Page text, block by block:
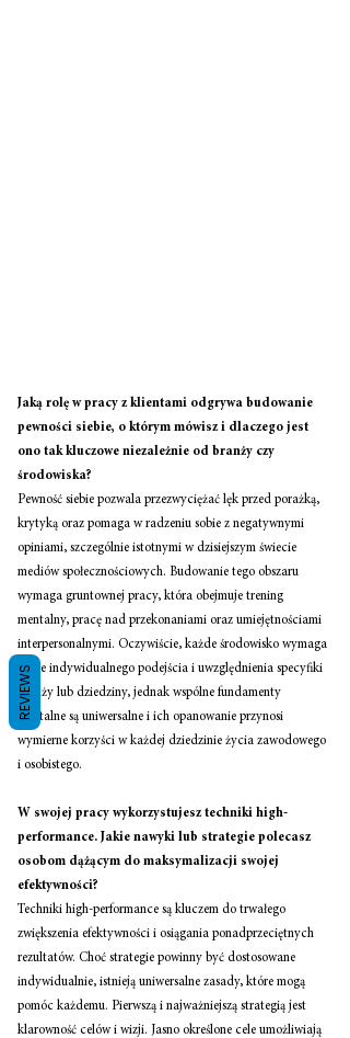
Jaką rolę w pracy z klientami odgrywa budowanie
pewności siebie, o którym mówisz i dlaczego jest
ono tak kluczowe niezależnie od branży czy
środowiska?
Pewność siebie pozwala przezwyciężać lęk przed porażką,
krytyką oraz pomaga w radzeniu sobie z negatywnymi
opiniami, szczególnie istotnymi w dzisiejszym świecie
mediów społecznościowych. Budowanie tego obszaru
wymaga gruntownej pracy, która obejmuje trening
mentalny, pracę nad przekonaniami oraz umiejętnościami
interpersonalnymi. Oczywiście, każde środowisko wymaga
także indywidualnego podejścia i uwzględnienia specyfiki
branży lub dziedziny, jednak wspólne fundamenty
mentalne są uniwersalne i ich opanowanie przynosi
wymierne korzyści w każdej dziedzinie życia zawodowego
i osobistego.
W swojej pracy wykorzystujesz techniki high-
performance. Jakie nawyki lub strategie polecasz
osobom dążącym do maksymalizacji swojej
efektywności?
Techniki high-performance są kluczem do trwałego
zwiększenia efektywności i osiągania ponadprzeciętnych
rezultatów. Choć strategie powinny być dostosowane
indywidualnie, istnieją uniwersalne zasady, które mogą
pomóc każdemu. Pierwszą i najważniejszą strategią jest
klarowność celów i wizji. Jasno określone cele umożliwiają
REVIEWS